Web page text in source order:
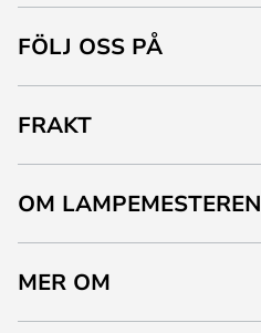
FÖLJ OSS PÅ
FRAKT
OM LAMPEMESTEREN
MER OM